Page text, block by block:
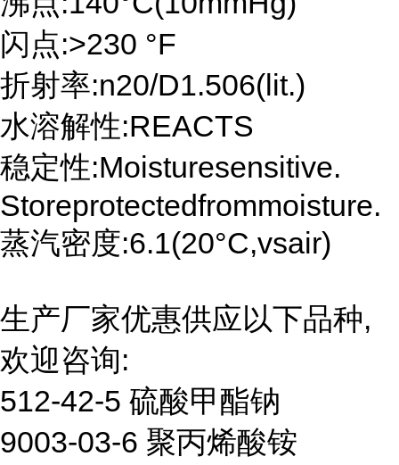
闪点:>230 °F
折射率:n20/D1.506(lit.)
水溶解性:REACTS
稳定性:Moisturesensitive.
Storeprotectedfrommoisture.
蒸汽密度:6.1(20°C,vsair)
生产厂家优惠供应以下品种,
欢迎咨询:
512-42-5 硫酸甲酯钠
9003-03-6 聚丙烯酸铵